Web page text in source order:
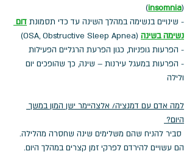
(
insomnia
)
- שינויים בנשימה במהלך השינה עד כדי תסמונת דום
נשימה בשינה (OSA, Obstructive Sleep Apnea)
- הפרעות גופניות, כגון הפרעת הרגליים הפעילות
- הפרעות במעגל עירנות – שינה, כך שהופכים יום
ולילה
למה אדם עם דמנציה/ אלצהיימר ישן המון במשך
היום?
סביר להניח שהם משלימים שינה שחסרה מהלילה.
הם עשויים להירדם לפרקי זמן קצרים במהלך היום.